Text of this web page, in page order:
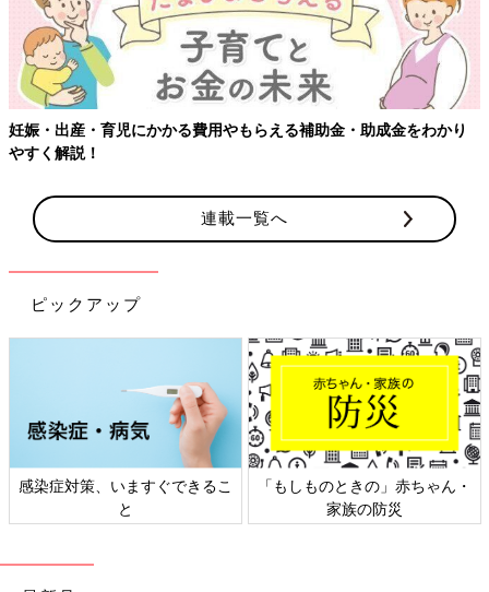
妊娠・出産・育児にかかる費用やもらえる補助金・助成金をわかり
やすく解説！
連載一覧へ
ピックアップ
感染症対策、いますぐできるこ
と
「もしものときの」赤ちゃん・
家族の防災